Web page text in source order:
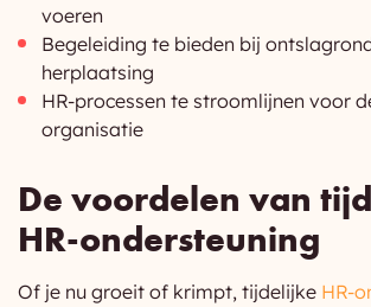
voeren
Begeleiding te bieden bij
herplaatsing
HR-processen te stroomlijnen voor de
organisatie
De voordelen van
HR-ondersteuning
Of je nu groeit of krimpt, tijdelijke HR-